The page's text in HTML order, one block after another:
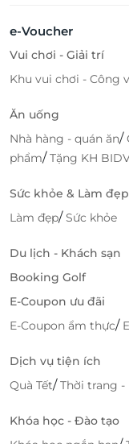
e-Voucher
Vui chơi - Giải trí
Khu vui chơi - Công
Ăn uống
Nhà hàng - quán ăn/
phẩm/Tặng KH
Sức khỏe & Làm đẹp
Làm đẹp/Sức khỏe
Du lịch - Khách sạn
Booking Golf
E-Coupon ưu đãi
E-Coupon ẩm thực/
Dịch vụ tiện ích
Quà Tết/Thời trang -
Khóa học - Đào tạo